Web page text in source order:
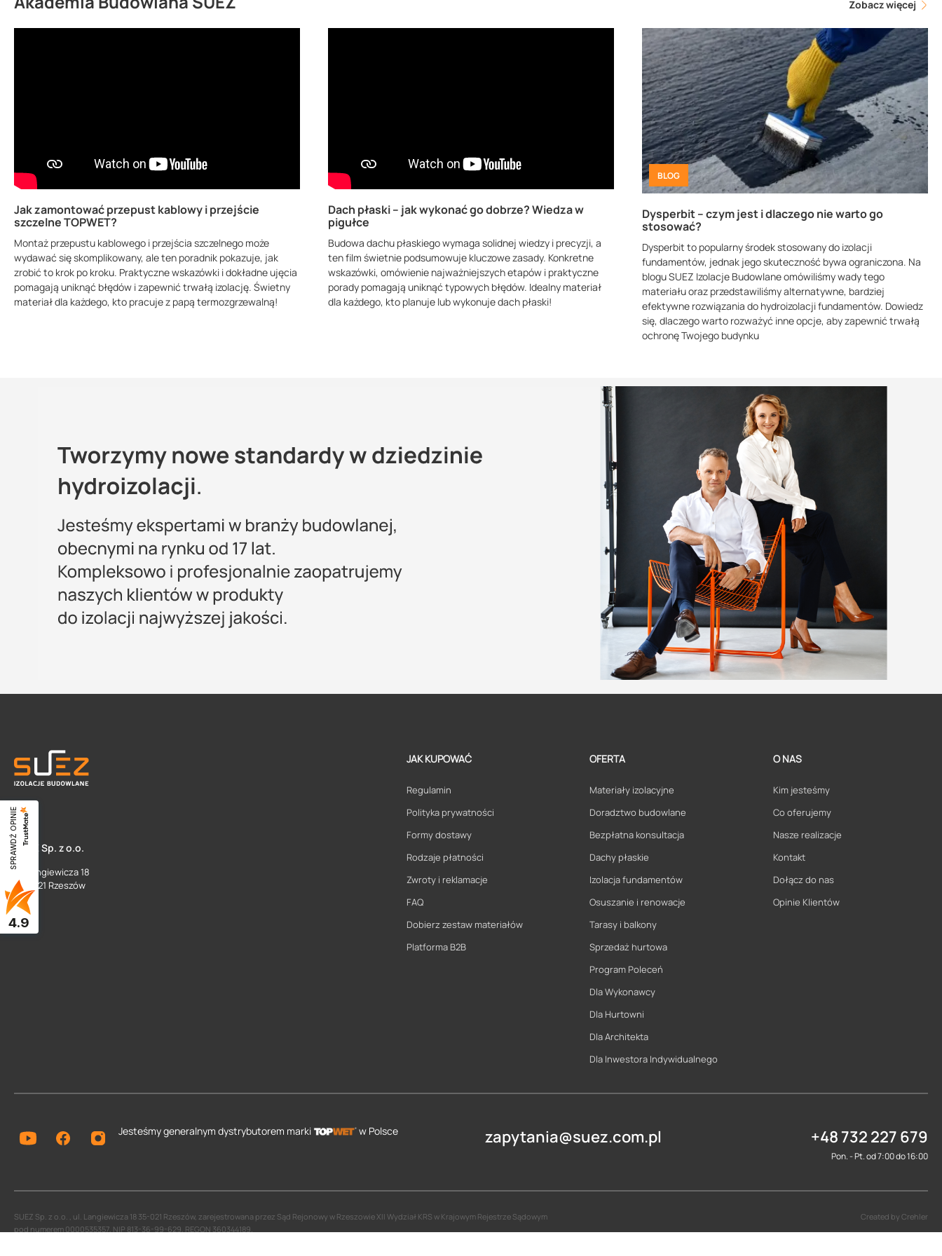
Zobacz więcej
Jak zamontować przepust kablowy i przejście
szczelne TOPWET?
Montaż przepustu kablowego i przejścia szczelnego może
wydawać się skomplikowany, ale ten poradnik pokazuje, jak
zrobić to krok po kroku. Praktyczne wskazówki i dokładne ujęcia
pomagają uniknąć błędów i zapewnić trwałą izolację. Świetny
materiał dla każdego, kto pracuje z papą termozgrzewalną!
Dach płaski – jak wykonać go dobrze? Wiedza w
pigułce
Budowa dachu płaskiego wymaga solidnej wiedzy i precyzji, a
ten film świetnie podsumowuje kluczowe zasady. Konkretne
wskazówki, omówienie najważniejszych etapów i praktyczne
porady pomagają uniknąć typowych błędów. Idealny materiał
dla każdego, kto planuje lub wykonuje dach płaski!
BLOG
Dysperbit – czym jest i dlaczego nie warto go
stosować?
Dysperbit to popularny środek stosowany do izolacji
fundamentów, jednak jego skuteczność bywa ograniczona. Na
blogu SUEZ Izolacje Budowlane omówiliśmy wady tego
materiału oraz przedstawiliśmy alternatywne, bardziej
efektywne rozwiązania do hydroizolacji fundamentów. Dowiedz
się, dlaczego warto rozważyć inne opcje, aby zapewnić trwałą
ochronę Twojego budynku
SUEZ Sp. z o.o.
ul. Langiewicza 18
35 - 021 Rzeszów
JAK KUPOWAĆ
Regulamin
Polityka prywatności
Formy dostawy
Rodzaje płatności
Zwroty i reklamacje
FAQ
Dobierz zestaw materiałów
Platforma B2B
OFERTA
Materiały izolacyjne
Doradztwo budowlane
Bezpłatna konsultacja
Dachy płaskie
Izolacja fundamentów
Osuszanie i renowacje
Tarasy i balkony
Sprzedaż hurtowa
Program Poleceń
Dla Wykonawcy
Dla Hurtowni
Dla Architekta
Dla Inwestora Indywidualnego
O NAS
Kim jesteśmy
Co oferujemy
Nasze realizacje
Kontakt
Dołącz do nas
Opinie Klientów
Jesteśmy generalnym dystrybutorem marki w Polsce zapytania@suez.com.pl +48 732 227 679
Pon. - Pt. od 7:00 do 16:00
SUEZ Sp. z o.o. , ul. Langiewicza 18 35-021 Rzeszów, zarejestrowana przez Sąd Rejonowy w Rzeszowie XII Wydział KRS w Krajowym Rejestrze Sądowym
pod numerem 0000535357, NIP 813-36-99-629, REGON 360344189.
Created by Crehler
SPRAWDŹ OPINIE
4.9